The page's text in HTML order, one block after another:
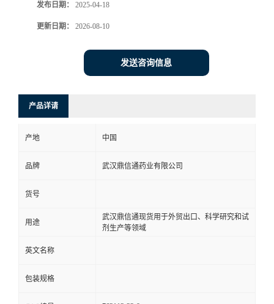
发布日期： 2025-04-18
更新日期： 2026-08-10
发送咨询信息
产品详请
产地 中国
品牌 武汉鼎信通药业有限公司
货号
用途
武汉鼎信通现货用于外贸出口、科学研究和试
剂生产等领域
英文名称
包装规格